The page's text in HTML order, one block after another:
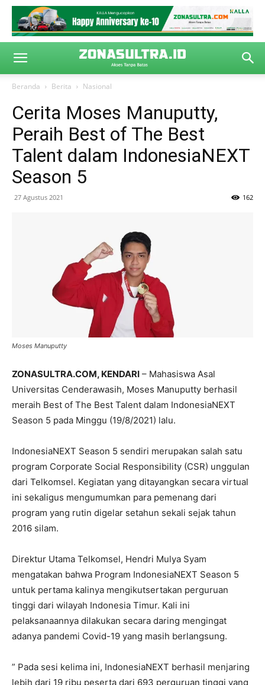
Beranda Berita Nasional
Cerita Moses Manuputty,
Peraih Best of The Best
Talent dalam IndonesiaNEXT
Season 5
27 Agustus 2021 162
Moses Manuputty
ZONASULTRA.COM, KENDARI – Mahasiswa Asal
Universitas Cenderawasih, Moses Manuputty berhasil
meraih Best of The Best Talent dalam IndonesiaNEXT
Season 5 pada Minggu (19/8/2021) lalu.
IndonesiaNEXT Season 5 sendiri merupakan salah satu
program Corporate Social Responsibility (CSR) unggulan
dari Telkomsel. Kegiatan yang ditayangkan secara virtual
ini sekaligus mengumumkan para pemenang dari
program yang rutin digelar setahun sekali sejak tahun
2016 silam.
Direktur Utama Telkomsel, Hendri Mulya Syam
mengatakan bahwa Program IndonesiaNEXT Season 5
untuk pertama kalinya mengikutsertakan perguruan
tinggi dari wilayah Indonesia Timur. Kali ini
pelaksanaannya dilakukan secara daring mengingat
adanya pandemi Covid-19 yang masih berlangsung.
” Pada sesi kelima ini, IndonesiaNEXT berhasil menjaring
lebih dari 19 ribu peserta dari 693 perguruan tinggi yang